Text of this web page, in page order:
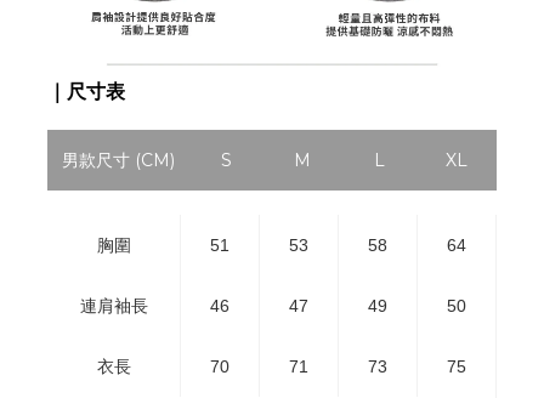
｜尺寸表
男款尺寸 (CM) S M L XL
胸圍 51 53 58 64
連肩袖長 46 47 49 50
衣長 70 71 73 75